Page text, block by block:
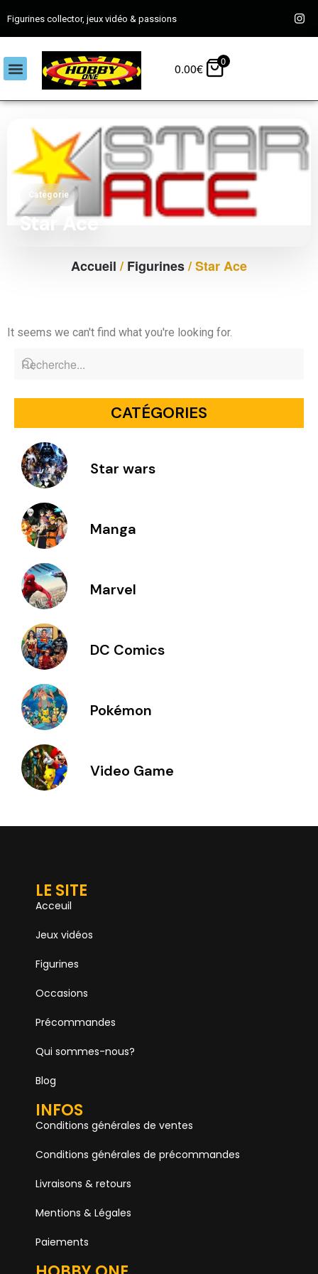
Figurines collector, jeux vidéo & passions
0.00€ 0
Catégorie
Star Ace
Accueil /Figurines/ Star Ace
It seems we can't find what you're looking for.
CATÉGORIES
Star wars
Manga
Marvel
DC Comics
Pokémon
Video Game
LE SITE
Acceuil
Jeux vidéos
Figurines
Occasions
Précommandes
Qui sommes-nous?
Blog
INFOS
Conditions générales de ventes
Conditions générales de précommandes
Livraisons & retours
Mentions & Légales
Paiements